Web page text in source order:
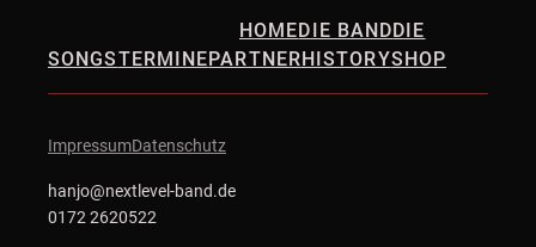
HOMEDIE BANDDIE
SONGSTERMINEPARTNERHISTORYSHOP
ImpressumDatenschutz
hanjo@nextlevel-band.de
0172 2620522